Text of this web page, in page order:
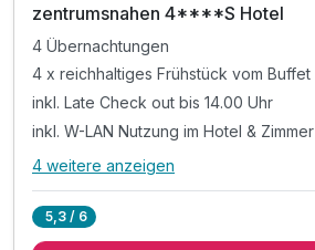
zentrumsnahen 4****S Hotel
4 Übernachtungen
4 x reichhaltiges Frühstück vom Buffet
inkl. Late Check out bis 14.00 Uhr
inkl. W-LAN Nutzung im Hotel & Zimmer
Alle Inklusivleistungen
4 weitere anzeigen
5,3 / 6